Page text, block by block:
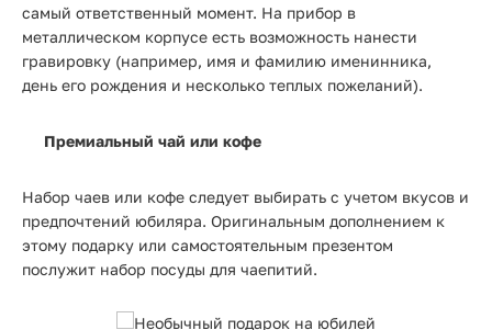
самый ответственный момент. На прибор в
металлическом корпусе есть возможность нанести
гравировку (например, имя и фамилию именинника,
день его рождения и несколько теплых пожеланий).
Премиальный чай или кофе
Набор чаев или кофе следует выбирать с учетом вкусов и
предпочтений юбиляра. Оригинальным дополнением к
этому подарку или самостоятельным презентом
послужит набор посуды для чаепитий.